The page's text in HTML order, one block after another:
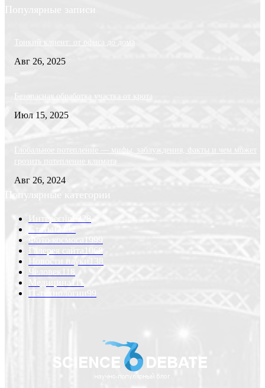
Популярные записи
Тонкий клиент: от офиса до дома
Авг 26, 2025
Безопасная обработка участка от крота
Июл 15, 2025
Глобальное потепление — мифы, заблуждения, факты и чем может
грозить потепление климата
Авг 26, 2024
Популярные категории
Интересно
Статьи
Фото космоса
1999
Галерея сайта 1068
Новости науки
Человек
Медицина
IT-технологии99